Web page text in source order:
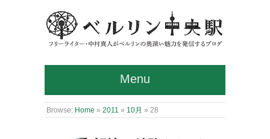
Menu
Browse: Home » 2011 » 10月 » 28